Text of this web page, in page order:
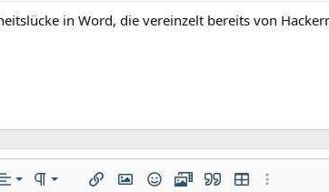
in Word, die vereinzelt bereits von
Nummerierte Liste
Paragraph format
Link einfügen
Bild einfügen
SmileysMedien
Zitat Tabelle einfügen
Weitere